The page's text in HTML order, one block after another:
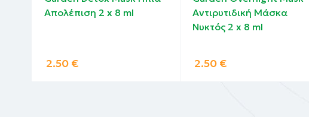
Απολέπιση 2 x 8 ml
2.50 €
Αντιρυτιδική Μάσκα
Νυκτός 2 x 8 ml
2.50 €